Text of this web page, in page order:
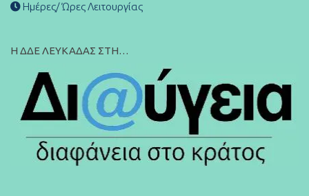
Ημέρες/ Ώρες Λειτουργίας
Η ΔΔΕ ΛΕΥΚΑΔΑΣ ΣΤΗ…